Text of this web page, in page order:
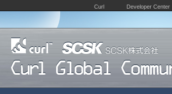
Curl Developer Center